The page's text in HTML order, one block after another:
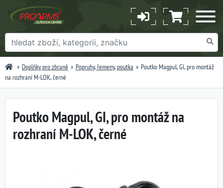
Doplňky pro zbraně Popruhy, řemeny, poutka
Poutko Magpul, GI, pro montáž
na rozhraní M-LOK, černé
Poutko Magpul, GI, pro montáž na
rozhraní M-LOK, černé